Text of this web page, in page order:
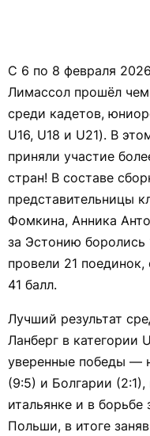
С 6 по 8 февраля
Лимассол прошёл
среди кадетов,
U16, U18 и U21). В
приняли участие
стран! В составе
представительницы
Фомкина, Анника
за Эстонию боролись
провели 21
41 балл.
Лучший результат
Ланберг в категории
уверенные победы —
(9:5) и Болгарии (2:1),
итальянке и в
Польши, в итоге